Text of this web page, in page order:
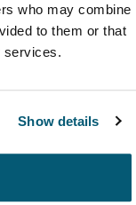
who may combine
to them or that
services.
Show details
durar
para
é mais
mais importante
produto em si.